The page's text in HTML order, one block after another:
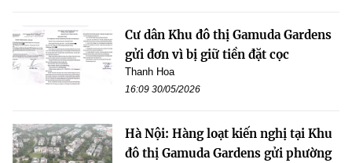
Cư dân Khu đô thị Gamuda Gardens
gửi đơn vì bị giữ tiền đặt cọc
Thanh Hoa
16:09 30/05/2026
Hà Nội: Hàng loạt kiến nghị tại Khu
đô thị Gamuda Gardens gửi phường